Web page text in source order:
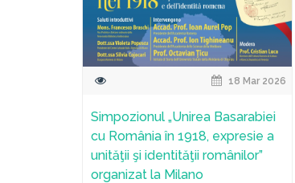
18 Mar 2026
Simpozionul „Unirea Basarabiei
cu România în 1918, expresie a
unităţii şi identităţii românilor”
organizat la Milano